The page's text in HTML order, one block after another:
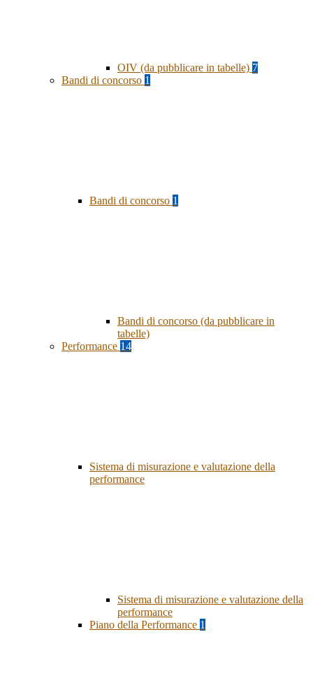
OIV (da pubblicare in tabelle) 7
Bandi di concorso 1
Bandi di concorso 1
Bandi di concorso (da pubblicare in
tabelle)
Performance 14
Sistema di misurazione e valutazione della
performance
Sistema di misurazione e valutazione della
performance
Piano della Performance 1